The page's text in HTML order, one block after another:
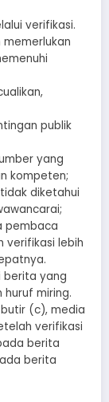
verifikasi.
publik
yang
kompeten;
diketahui
pembaca
verifikasi lebih
berita yang
huruf miring.
(c), media
verifikasi
berita
berita